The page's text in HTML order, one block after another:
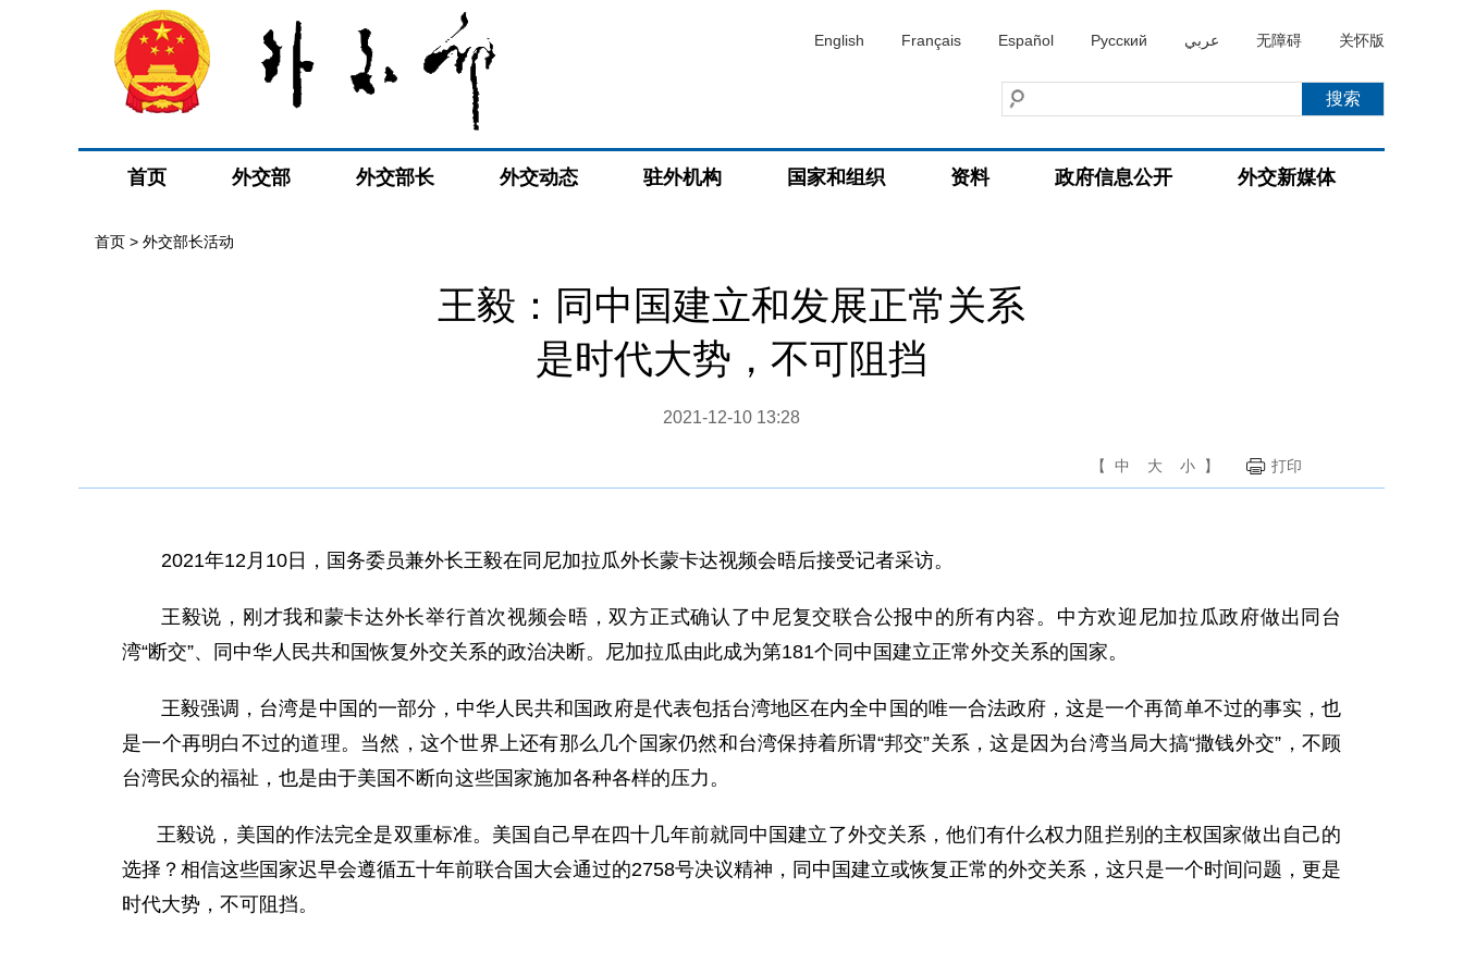
English Français Español Русский عربي 无障碍 关怀版
首页 外交部 外交部长 外交动态 驻外机构 国家和组织 资料 政府信息公开 外交新媒体
首页 > 外交部长活动
王毅：同中国建立和发展正常关系
是时代大势，不可阻挡
2021-12-10 13:28
【 中 大 小 】 打印
2021年12月10日，国务委员兼外长王毅在同尼加拉瓜外长蒙卡达视频会晤后接受记者采访。
王毅说，刚才我和蒙卡达外长举行首次视频会晤，双方正式确认了中尼复交联合公报中的所有内容。中方欢迎尼加拉瓜政府做出同台
湾“断交”、同中华人民共和国恢复外交关系的政治决断。尼加拉瓜由此成为第181个同中国建立正常外交关系的国家。
王毅强调，台湾是中国的一部分，中华人民共和国政府是代表包括台湾地区在内全中国的唯一合法政府，这是一个再简单不过的事实，也
是一个再明白不过的道理。当然，这个世界上还有那么几个国家仍然和台湾保持着所谓“邦交”关系，这是因为台湾当局大搞“撒钱外交”，不顾
台湾民众的福祉，也是由于美国不断向这些国家施加各种各样的压力。
王毅说，美国的作法完全是双重标准。美国自己早在四十几年前就同中国建立了外交关系，他们有什么权力阻拦别的主权国家做出自己的
选择？相信这些国家迟早会遵循五十年前联合国大会通过的2758号决议精神，同中国建立或恢复正常的外交关系，这只是一个时间问题，更是
时代大势，不可阻挡。